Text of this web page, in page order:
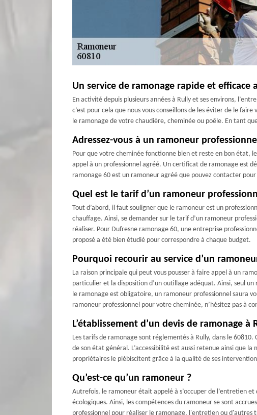
Un service de ramonage rapide et efficace
En activité depuis plusieurs années à Rully et ses environs,
c’est pour cela que nous vous conseillons de les éviter de le
le ramonage de votre chaudière, cheminée ou poêle. En tant
Adressez-vous à un ramoneur
Pour que votre cheminée fonctionne bien et reste en bon état,
appel à un professionnel agréé. Un certificat de ramonage est
ramonage 60 est un ramoneur agréé que pouvez contacter
Quel est le tarif d’un ramoneur
Tout d’abord, il faut souligner que le ramoneur est un
chauffage. Ainsi, se demander sur le tarif d’un ramoneur
réaliser. Pour Dufresne ramonage 60, une entreprise
proposé a été bien étudié pour correspondre à chaque budget.
Pourquoi recourir au service d’un
La raison principale qui peut vous pousser à faire appel à un
particulier et la disposition d’un outillage adéquat. Ainsi, seul
le ramonage est obligatoire, un ramoneur professionnel saura
ramoneur professionnel pour votre cheminée, n’hésitez pas à
L’établissement d’un devis de ramonage à
Les tarifs de ramonage sont réglementés à Rully, dans le
de son état général. L’accessibilité est aussi retenue ainsi que
propriétaires le plébiscitent grâce à la qualité de ses
Qu’est-ce qu’un ramoneur ?
Autrefois, le ramoneur était appelé à s’occuper de l’entretien
écologiques. Ainsi, les compétences du ramoneur se sont
professionnel pour réaliser le ramonage, l'entretien ou d'autres